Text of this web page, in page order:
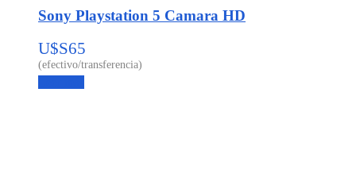
Sony Playstation 5 Camara HD
U$S65